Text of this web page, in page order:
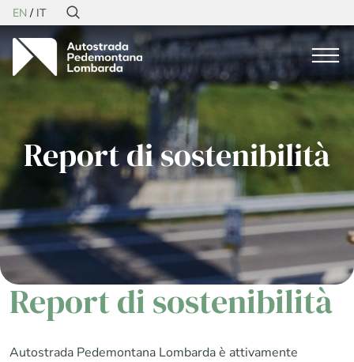
EN IT
Report di sostenibilità
Report di sostenibilità
Autostrada Pedemontana Lombarda è attivamente